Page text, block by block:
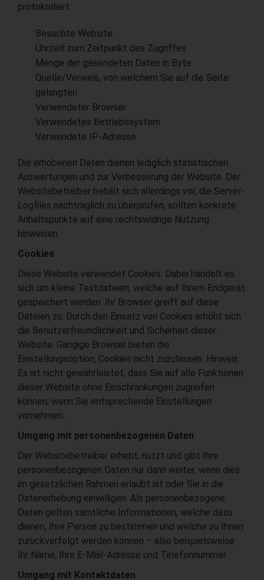
protokolliert:
Besuchte Website
Uhrzeit zum Zeitpunkt des Zugriffes
Menge der gesendeten Daten in Byte
Quelle/Verweis, von welchem Sie auf die Seite
gelangten
Verwendeter Browser
Verwendetes Betriebssystem
Verwendete IP-Adresse
Die erhobenen Daten dienen lediglich statistischen
Auswertungen und zur Verbesserung der Website. Der
Websitebetreiber behält sich allerdings vor, die Server-
Logfiles nachträglich zu überprüfen, sollten konkrete
Anhaltspunkte auf eine rechtswidrige Nutzung
hinweisen.
Cookies
Diese Website verwendet Cookies. Dabei handelt es
sich um kleine Textdateien, welche auf Ihrem Endgerät
gespeichert werden. Ihr Browser greift auf diese
Dateien zu. Durch den Einsatz von Cookies erhöht sich
die Benutzerfreundlichkeit und Sicherheit dieser
Website. Gängige Browser bieten die
Einstellungsoption, Cookies nicht zuzulassen. Hinweis:
Es ist nicht gewährleistet, dass Sie auf alle Funktionen
dieser Website ohne Einschränkungen zugreifen
können, wenn Sie entsprechende Einstellungen
vornehmen.
Umgang mit personenbezogenen Daten
Der Websitebetreiber erhebt, nutzt und gibt Ihre
personenbezogenen Daten nur dann weiter, wenn dies
im gesetzlichen Rahmen erlaubt ist oder Sie in die
Datenerhebung einwilligen. Als personenbezogene
Daten gelten sämtliche Informationen, welche dazu
dienen, Ihre Person zu bestimmen und welche zu Ihnen
zurückverfolgt werden können – also beispielsweise
Ihr Name, Ihre E-Mail-Adresse und Telefonnummer.
Umgang mit Kontaktdaten